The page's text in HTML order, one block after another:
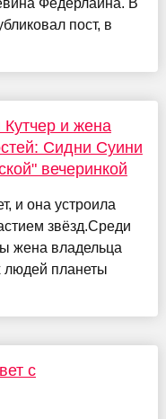
Федерлайна. В
пост, в
и жена
Сидни Суини
вечеринкой
и она устроила
звёзд.Среди
жена владельца
людей планеты
с